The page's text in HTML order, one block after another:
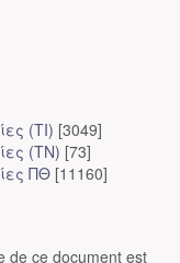
(ΤΙ) [3049]
(ΤΝ) [73]
ΠΘ [11160]
de ce document est